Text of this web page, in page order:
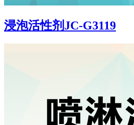
浸泡活性剂JC-G3119